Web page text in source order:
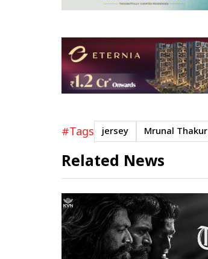
#Tags jersey Mrunal Thakur
Related News